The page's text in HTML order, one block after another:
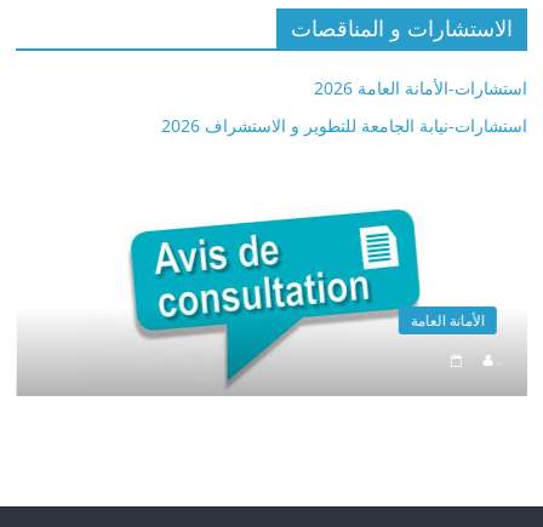
الاستشارات و المناقصات
استشارات-الأمانة العامة 2026
استشارات-نيابة الجامعة للتطوير و الاستشراف 2026
الأمانة العامة
.